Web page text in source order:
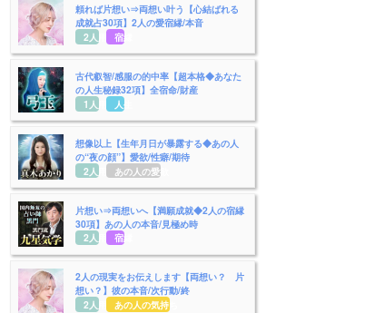
頼れば片想い⇒両想い叶う【心結ばれる
成就占30項】2人の愛宿縁/本音
2人用 宿縁
古代叡智/感服の的中率【超本格◆あなた
の人生秘録32項】全宿命/財産
1人用
人生
想像以上【生年月日が暴露する◆あの人
の“夜の顔”】愛欲/性癖/期待
2人用
あの人の愛欲
片想い⇒両想いへ【満願成就◆2人の宿縁
30項】あの人の本音/見極め時
2人用 宿縁
2人の現実をお伝えします【両想い？ 片
想い？】彼の本音/次行動/終
2人用
あの人の気持ち